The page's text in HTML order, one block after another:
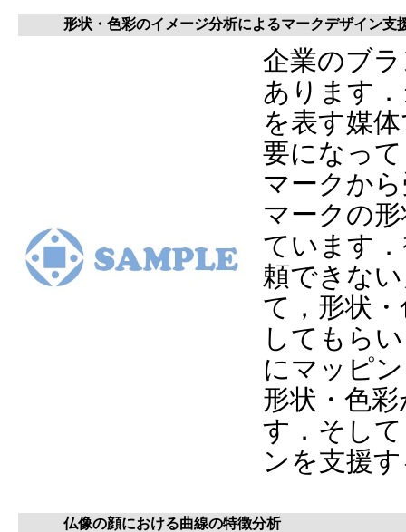
形状・色彩のイメージ分析によるマークデザイン支
企業のブ
あります
を表す媒
要になっ
マークか
マークの
ています
頼できな
て，形状
してもら
にマッピ
形状・色
す．そし
ンを支援
仏像の顔における曲線の特徴分析